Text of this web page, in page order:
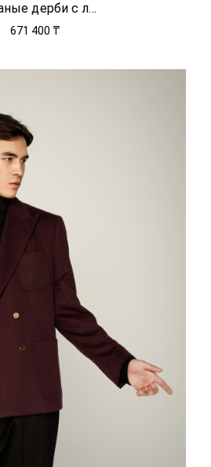
Кожаные дерби с логотипом
671 400 ₸